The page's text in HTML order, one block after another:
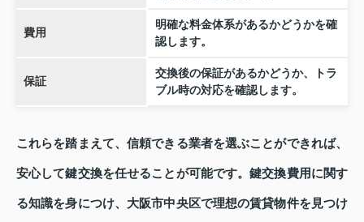
費用
明確な料金体系があるかどうかを確
認します。
保証
交換後の保証があるかどうか、トラ
ブル時の対応を確認します。
これらを踏まえて、信頼できる業者を選ぶことができれば、
安心して鍵交換を任せることが可能です。鍵交換費用に関す
る知識を身につけ、大阪市中央区で理想の賃貸物件を見つけ